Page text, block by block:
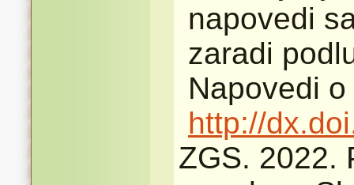
napovedi
zaradi
Napovedi
http://
ZGS. 2022.